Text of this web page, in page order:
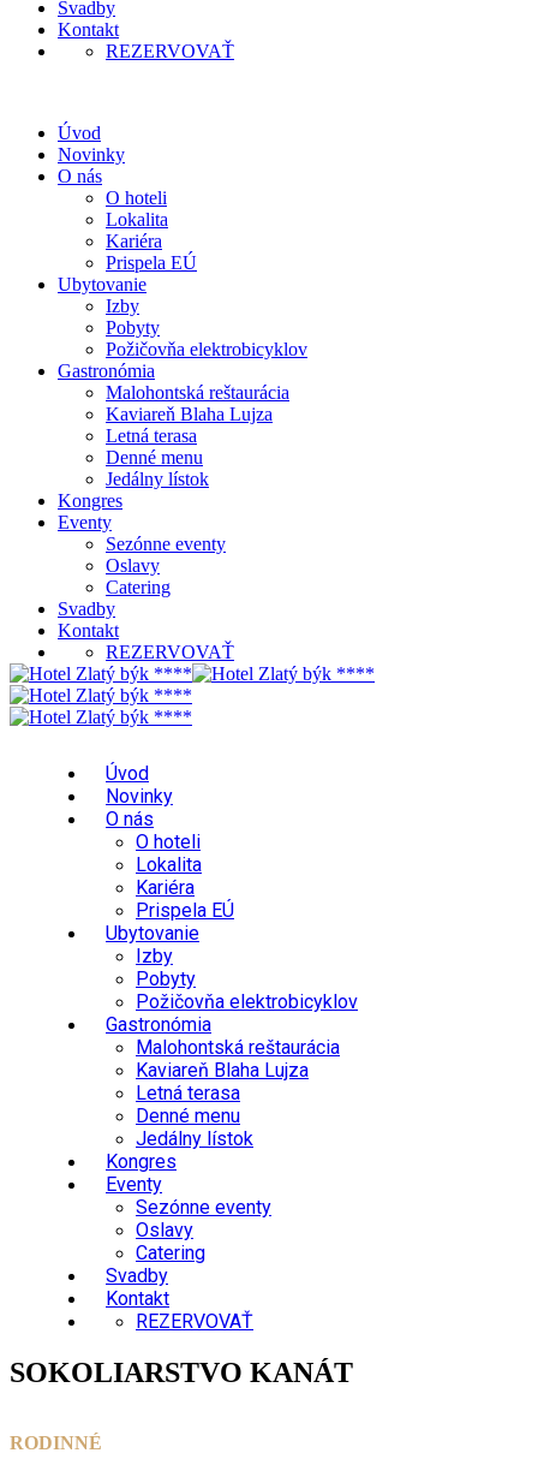
Svadby
Kontakt
REZERVOVAŤ
Úvod
Novinky
O nás
O hoteli
Lokalita
Kariéra
Prispela EÚ
Ubytovanie
Izby
Pobyty
Požičovňa elektrobicyklov
Gastronómia
Malohontská reštaurácia
Kaviareň Blaha Lujza
Letná terasa
Denné menu
Jedálny lístok
Kongres
Eventy
Sezónne eventy
Oslavy
Catering
Svadby
Kontakt
REZERVOVAŤ
Úvod
Novinky
O nás
O hoteli
Lokalita
Kariéra
Prispela EÚ
Ubytovanie
Izby
Pobyty
Požičovňa elektrobicyklov
Gastronómia
Malohontská reštaurácia
Kaviareň Blaha Lujza
Letná terasa
Denné menu
Jedálny lístok
Kongres
Eventy
Sezónne eventy
Oslavy
Catering
Svadby
Kontakt
REZERVOVAŤ
SOKOLIARSTVO KANÁT
RODINNÉ